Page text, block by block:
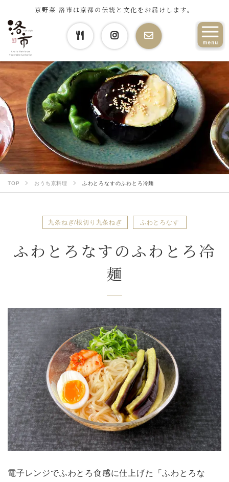
京野菜 洛市は京都の伝統と文化をお届けします。
TOP おうち京料理 ふわとろなすのふわとろ冷麺
九条ねぎ/根切り九条ねぎ ふわとろなす
ふわとろなすのふわとろ冷
麺
電子レンジでふわとろ食感に仕上げた「ふわとろな